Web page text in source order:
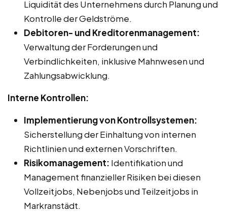
Liquidität des Unternehmens durch Planung und
Kontrolle der Geldströme.
Debitoren- und Kreditorenmanagement:
Verwaltung der Forderungen und
Verbindlichkeiten, inklusive Mahnwesen und
Zahlungsabwicklung.
Interne Kontrollen:
Implementierung von Kontrollsystemen:
Sicherstellung der Einhaltung von internen
Richtlinien und externen Vorschriften.
Risikomanagement: Identifikation und
Management finanzieller Risiken bei diesen
Vollzeitjobs, Nebenjobs und Teilzeitjobs in
Markranstädt.